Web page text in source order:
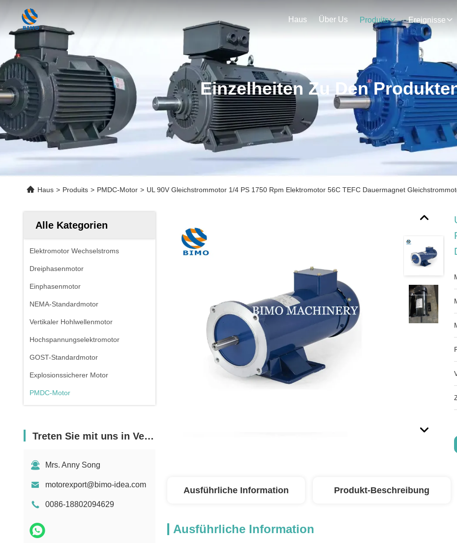
Haus Über Us Produits Ereignisse
Einzelheiten Zu Den
Haus > Produits > PMDC-Motor > UL 90V Gleichstrommotor 1/4 PS 1750 Rpm Elektromotor 56C TEFC Dauermagnet
Alle Kategorien
Elektromotor Wechselstroms
Dreiphasenmotor
Einphasenmotor
NEMA-Standardmotor
Vertikaler Hohlwellenmotor
Hochspannungselektromotor
GOST-Standardmotor
Explosionssicherer Motor
PMDC-Motor
Treten Sie mit uns in Verbindung
Mrs. Anny Song
motorexport@bimo-idea.com
0086-18802094629
Ausführliche Information Produkt-Beschreibung
Ausführliche Information